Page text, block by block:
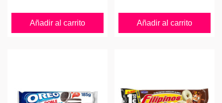
Añadir al carrito Añadir al carrito